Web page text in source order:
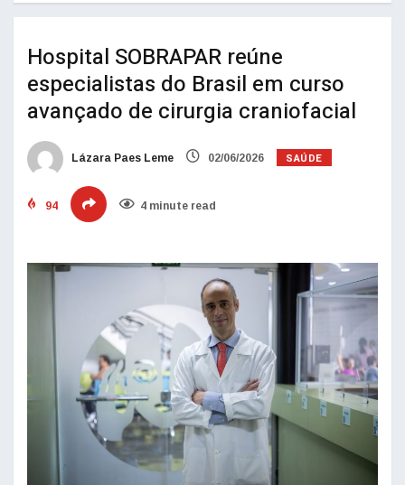
Hospital SOBRAPAR reúne
especialistas do Brasil em curso
avançado de cirurgia craniofacial
Lázara Paes Leme 02/06/2026 SAÚDE
94 4 minute read